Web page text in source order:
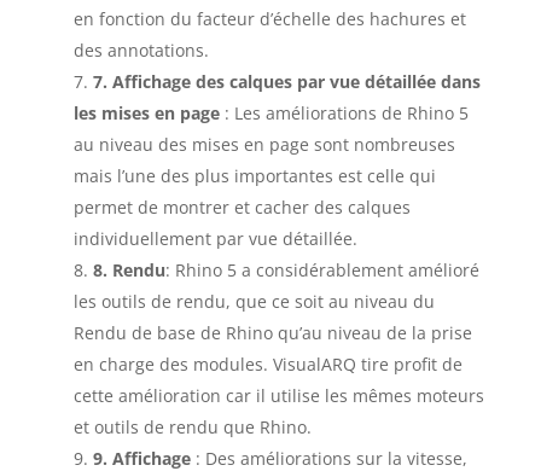
en fonction du facteur d’échelle des hachures et
des annotations.
7. Affichage des calques par vue détaillée dans
les mises en page : Les améliorations de Rhino 5
au niveau des mises en page sont nombreuses
mais l’une des plus importantes est celle qui
permet de montrer et cacher des calques
individuellement par vue détaillée.
8. Rendu: Rhino 5 a considérablement amélioré
les outils de rendu, que ce soit au niveau du
Rendu de base de Rhino qu’au niveau de la prise
en charge des modules. VisualARQ tire profit de
cette amélioration car il utilise les mêmes moteurs
et outils de rendu que Rhino.
9. Affichage : Des améliorations sur la vitesse,